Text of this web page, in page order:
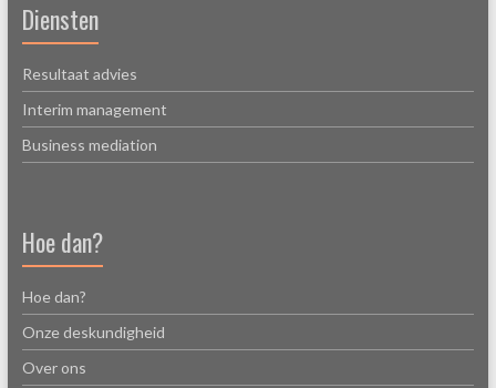
Diensten
Resultaat advies
Interim management
Business mediation
Hoe dan?
Hoe dan?
Onze deskundigheid
Over ons